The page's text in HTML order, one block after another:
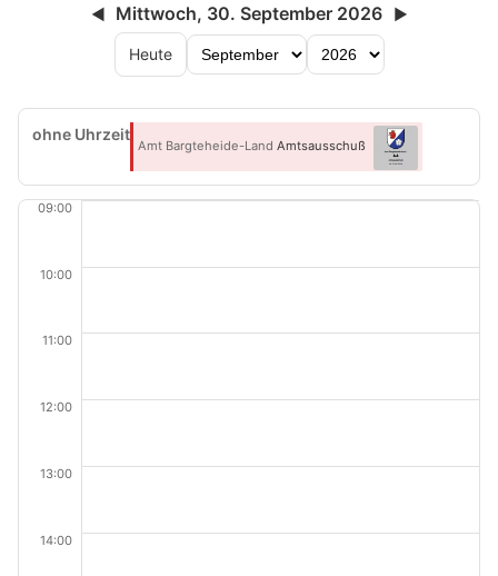
◀ Mittwoch, 30. September 2026 ▶
Heute
ohne Uhrzeit
Amt Bargteheide-Land Amtsausschuß
09:00
10:00
11:00
12:00
13:00
14:00